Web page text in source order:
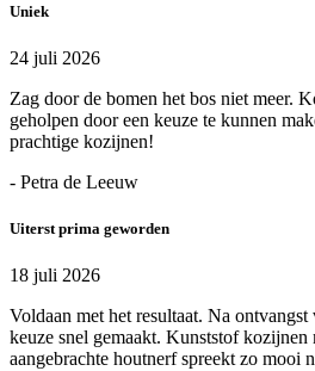
Uniek
24 juli 2026
Zag door de bomen het bos niet meer.
geholpen door een keuze te kunnen
prachtige kozijnen!
- Petra de Leeuw
Uiterst prima geworden
18 juli 2026
Voldaan met het resultaat. Na
keuze snel gemaakt. Kunststof kozijnen
aangebrachte houtnerf spreekt zo mooi